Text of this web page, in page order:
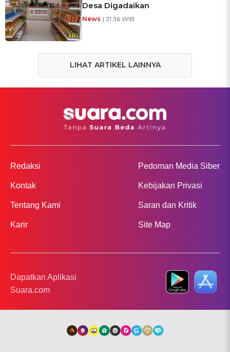
Desa Digadaikan
News | 21:36 WIB
LIHAT ARTIKEL LAINNYA
Redaksi
Kontak
Tentang Kami
Karir
Pedoman Media Siber
Kebijakan Privasi
Saran dan Kritik
Site Map
Dapatkan Aplikasi
Suara.com